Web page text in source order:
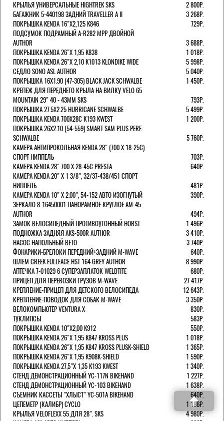
КРЫЛЬЯ УНИВЕРСАЛЬНЫЕ HIGHTREK SKS
2 800Р.
БАГАЖНИК 5-440198 ЗАДНИЙ TRAVELLER A II
3 268Р.
ПОКРЫШКА KENDA 16"Х2,125 K846
729Р.
ПОДСУМОК ПОДРАМНЫЙ A-R282 MPP ДВОЙНОЙ
AUTHOR
3 688Р.
ПОКРЫШКА KENDA 26"Х 1,95 K838
1 018Р.
ПОКРЫШКА KENDA 26"Х 2,10 K1013 KLONDIKE WIDE
5 998Р.
СЕДЛО SONO ASL AUTHOR
5 040Р.
ПОКРЫШКА 16X1.90 (47-305) BLACK JACK SCHWALBE
1 450Р.
КРЕПЕЖ ДЛЯ ПЕРЕДНЕГО КРЫЛА НА ВИЛКУ VELO 65
MOUNTAIN 29" 40 - 43ММ SKS
793Р.
ПОКРЫШКА 27.5X2.25 HURRICANE SCHWALBE
5 499Р.
ПОКРЫШКА KENDA 700Х28С K193 KWEST
1 200Р.
ПОКРЫШКА 26X2.10 (54-559) SMART SAM PLUS PERF.
SCHWALBE
5 760Р.
КАМЕРА АНТИПРОКОЛЬНАЯ KENDA 28" (700 Х 18-25C)
СПОРТ НИППЕЛЬ
703Р.
КАМЕРА KENDA 28" 700 Х 28-45С PRESTA
640Р.
КАМЕРА KENDA 20" Х 1 3/8", 32/37-438/451 СПОРТ
НИППЕЛЬ
481Р.
КАМЕРА KENDA 10" Х 2.00", 54-152 АВТО ИЗОГНУТЫЙ
390Р.
ЗЕРКАЛО 8-16450001 ПАНОРАМНОЕ КРУГЛОЕ AM-45
AUTHOR
494Р.
ЗАМОК ВЕЛОСИПЕДНЫЙ ПРОТИВОУГОННЫЙ HORST
1 496Р.
ПОДНОЖКА ЗАДНЯЯ AKS-500R AUTHOR
3 410Р.
НАСОС НАПОЛЬНЫЙ BETO
3 740Р.
ФОНАРИКИ-БРЕЛОКИ ПЕРЕДНИЙ+ЗАДНИЙ M-WAVE
640Р.
ШЛЕМ CREEK FULLFACE HST 164 GREY AUTHOR
8 990Р.
АПТЕЧКА 7-01029 6 СУПЕРЗАПЛАТОК WELDTITE
680Р.
ПРИЦЕП ДЛЯ ПЕРЕВОЗКИ ГРУЗОВ M-WAVE
27 417Р.
КРЕПЛЕНИЕ-ПРИЦЕП ДЛЯ ДЕТСКОГО ВЕЛОСИПЕДА
12 643Р.
КРЕПЛЕНИЕ-ПОВОДОК ДЛЯ СОБАК M-WAVE
3 350Р.
ВЕЛОКОМПЬЮТЕР VENTURA Х
830Р.
ТУКЛИПСЫ
583Р.
ПОКРЫШКА KENDA 10"Х2,00 K912
550Р.
ПОКРЫШКА KENDA 26"Х 1,95 K847 KROSS PLUS
1 018Р.
ПОКРЫШКА KENDA 26"Х 1,95 K847 KROSS PLUSK-SHIELD
1 365Р.
ПОКРЫШКА KENDA 26"Х 1,95 K908K-SHIELD
1 590Р.
ПОКРЫШКА KENDA 27,5"Х 1,35 K193 KWEST
1 340Р.
СТЕНД ДЕМОНСТРАЦИОННЫЙ YC-117N BIKEHAND
1 227Р.
СТЕНД ДЕМОНСТРАЦИОННЫЙ YC-103 BIKEHAND
1 638Р.
СЪЕМНИК КАССЕТЫ "ХЛЫСТ" YC-501A BIKEHAND
640Р.
ЦЕПЕМЕТР (КАЛИБР) CYCLO
1 186Р.
КРЫЛЬЯ VELOFLEXX 55 ДЛЯ 28". SKS
4 980Р.